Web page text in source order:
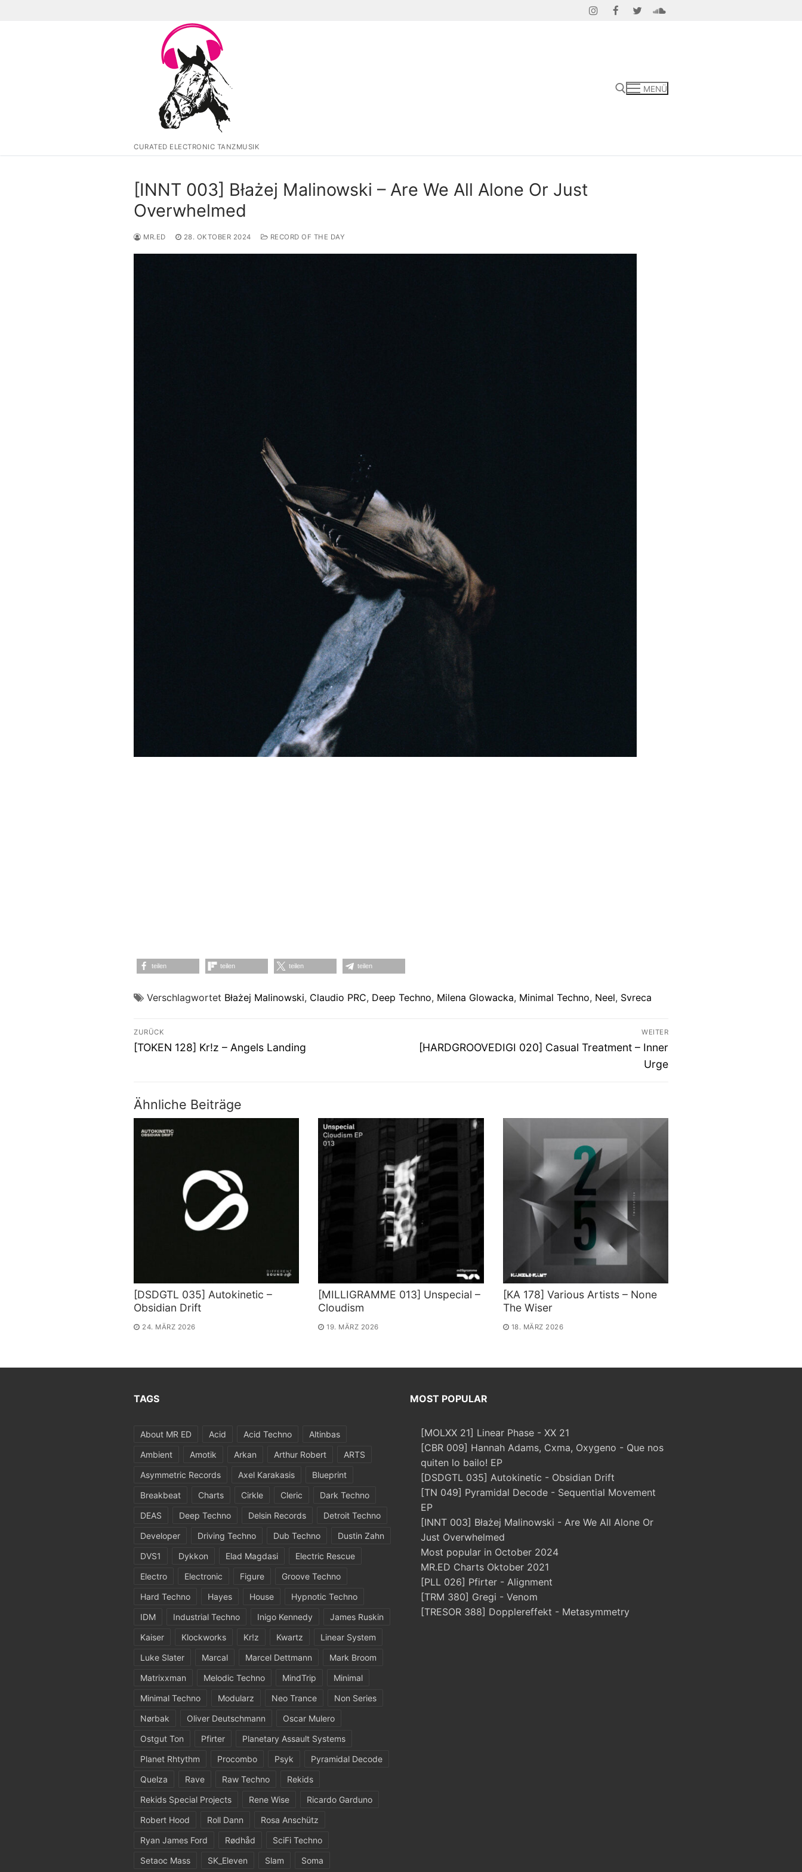
CURATED ELECTRONIC TANZMUSIK
MENÜ
[INNT 003] Błażej Malinowski – Are We All Alone Or Just
Overwhelmed
MR.ED 28. OKTOBER 2024 RECORD OF THE DAY
teilen teilen teilen teilen
Verschlagwortet Błażej Malinowski, Claudio PRC, Deep Techno, Milena Glowacka, Minimal Techno, Neel, Svreca
Beitragsnavigation
ZURÜCK
Vorheriger
[TOKEN 128] Kr!z – Angels Landing
WEITER
Nächster
[HARDGROOVEDIGI 020] Casual Treatment – Inner
Urge
Ähnliche Beiträge
[DSDGTL 035] Autokinetic –
Obsidian Drift
24. MÄRZ 2026
[MILLIGRAMME 013] Unspecial –
Cloudism
19. MÄRZ 2026
[KA 178] Various Artists – None
The Wiser
18. MÄRZ 2026
TAGS
About MR ED Acid Acid Techno
Altinbas
Ambient
Amotik Arkan Arthur Robert
ARTS
Asymmetric Records
Axel Karakasis
Blueprint
Breakbeat
Charts Cirkle Cleric
Dark Techno
DEAS
Deep Techno Delsin Records
Detroit Techno
Developer
Driving Techno Dub Techno
Dustin Zahn
DVS1
Dykkon Elad Magdasi
Electric Rescue
Electro
Electronic Figure
Groove Techno
Hard Techno
Hayes House
Hypnotic Techno
IDM
Industrial Techno Inigo Kennedy
James Ruskin
Kaiser
Klockworks Kr!z Kwartz
Linear System
Luke Slater
Marcal Marcel Dettmann
Mark Broom
Matrixxman
Melodic Techno MindTrip
Minimal
Minimal Techno
Modularz Neo Trance
Non Series
Nørbak
Oliver Deutschmann
Oscar Mulero
Ostgut Ton
Pfirter
Planetary Assault Systems
Planet Rhtythm
Procombo Psyk
Pyramidal Decode
Quelza
Rave Raw Techno
Rekids
Rekids Special Projects
Rene Wise
Ricardo Garduno
Robert Hood
Roll Dann
Rosa Anschütz
Ryan James Ford
Rødhåd
SciFi Techno
Setaoc Mass
SK_Eleven Slam Soma
MOST POPULAR
[MOLXX 21] Linear Phase - XX 21
[CBR 009] Hannah Adams, Cxma, Oxygeno - Que nos
quiten lo bailo! EP
[DSDGTL 035] Autokinetic - Obsidian Drift
[TN 049] Pyramidal Decode - Sequential Movement
EP
[INNT 003] Błażej Malinowski - Are We All Alone Or
Just Overwhelmed
Most popular in October 2024
MR.ED Charts Oktober 2021
[PLL 026] Pfirter - Alignment
[TRM 380] Gregi - Venom
[TRESOR 388] Dopplereffekt - Metasymmetry